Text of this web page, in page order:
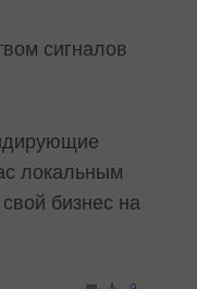
сигналов
локальным
бизнес на